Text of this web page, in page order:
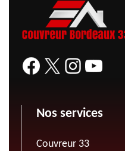
Nos services
Couvreur 33